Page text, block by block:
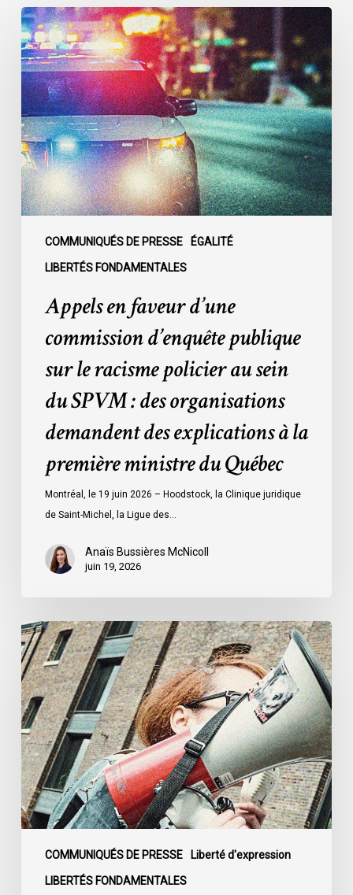
COMMUNIQUÉS DE PRESSE ÉGALITÉ
LIBERTÉS FONDAMENTALES
Appels
en
faveur
d’une
commission
d’enquête
publique
sur
le
racisme
policier
SPVM
organisations
explications
ministre
Québec
Appels en faveur d’une
commission d’enquête publique
sur le racisme policier au sein
du SPVM : des organisations
demandent des explications à la
première ministre du Québec
Montréal, le 19 juin 2026 – Hoodstock, la Clinique juridique
de Saint-Michel, la Ligue des…
Anaïs Bussières McNicoll
juin 19, 2026
COMMUNIQUÉS DE PRESSE Liberté d'expression
LIBERTÉS FONDAMENTALES
L’ACLC
se
joint
à
la
déclaration
de
la
société
civile
l’adoption